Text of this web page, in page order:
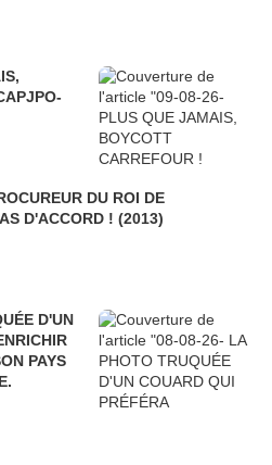
DU ROI DE
BRUXELLES, JE NE SUIS PAS D'ACCORD ! (2013)
PAYS